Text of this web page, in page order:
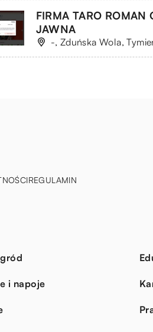
FIRMA TARO ROMAN
JAWNA
-, Zduńska Wola,
REGULAMIN
i napoje